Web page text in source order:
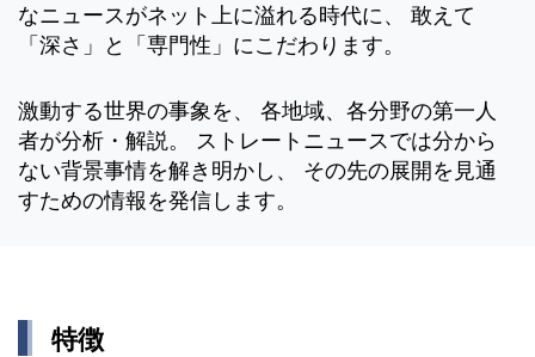
なニュースがネット上に溢れる時代に、 敢えて
「深さ」と「専門性」にこだわります。
激動する世界の事象を、 各地域、各分野の第一人
者が分析・解説。 ストレートニュースでは分から
ない背景事情を解き明かし、 その先の展開を見通
すための情報を発信します。
特徴